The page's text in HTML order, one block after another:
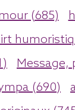
(685)
Message,
(690)